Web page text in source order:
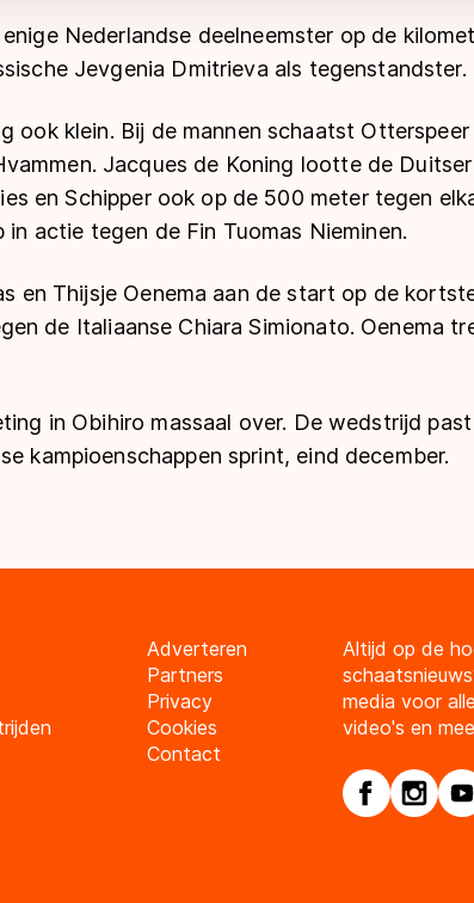
Nederlandse deelneemster op de
Jevgenia Dmitrieva als tegenstandster.
ook klein. Bij de mannen schaatst Otterspeer
Jacques de Koning lootte de Duitser
en Schipper ook op de 500 meter tegen
actie tegen de Fin Tuomas Nieminen.
en Thijsje Oenema aan de start op de
de Italiaanse Chiara Simionato. Oenema
in Obihiro massaal over. De wedstrijd
kampioenschappen sprint, eind december.
Adverteren
Partners
Privacy
Cookies
Contact
Altijd op de
media voor
video's en